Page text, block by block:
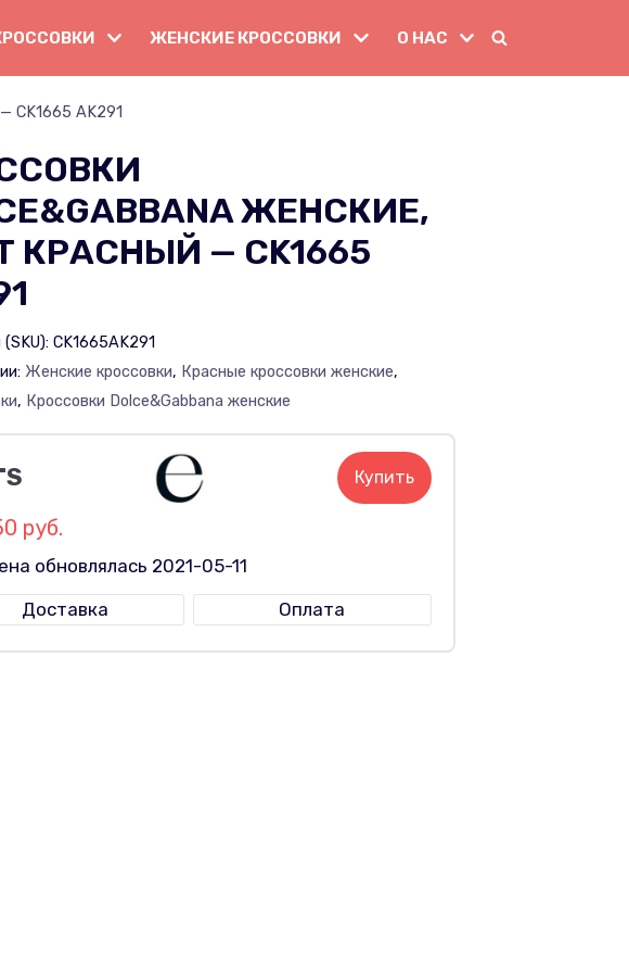
ЖЕНСКИЕ КРОССОВКИ О НАС
CK1665 AK291
ЖЕНСКИЕ,
КРАСНЫЙ — CK1665
(SKU):CK1665AK291
Женские кроссовки, Красные кроссовки женские,
, Кроссовки Dolce&Gabbana женские
Купить
руб.
обновлялась 2021-05-11
Доставка
Оплата